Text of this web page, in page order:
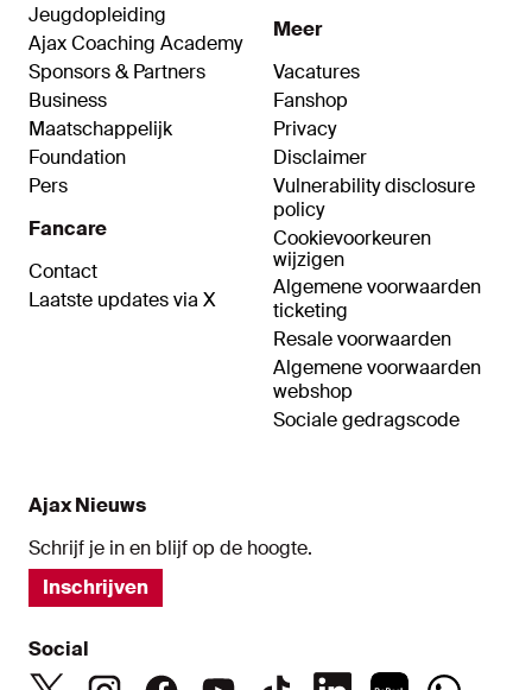
Jeugdopleiding
Ajax Coaching Academy
Sponsors & Partners
Business
Maatschappelijk
Foundation
Pers
Fancare
Contact
Laatste updates via X
Meer
Vacatures
Fanshop
Privacy
Disclaimer
Vulnerability disclosure
policy
Cookievoorkeuren
wijzigen
Algemene voorwaarden
ticketing
Resale voorwaarden
Algemene voorwaarden
webshop
Sociale gedragscode
Ajax Nieuws
Schrijf je in en blijf op de hoogte.
Inschrijven
Social